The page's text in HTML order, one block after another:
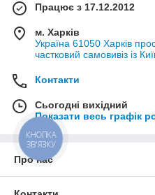
Працює з 17.12.2012
м. Харків
Україна 61050 Харків
частковий самовивіз із
Контакти
Сьогодні вихідний
Показати весь графік
Про нас
КНОПКА
ЗВ'ЯЗКУ